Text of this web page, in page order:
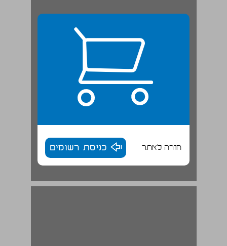
חזרה לאתר כניסת רשומים